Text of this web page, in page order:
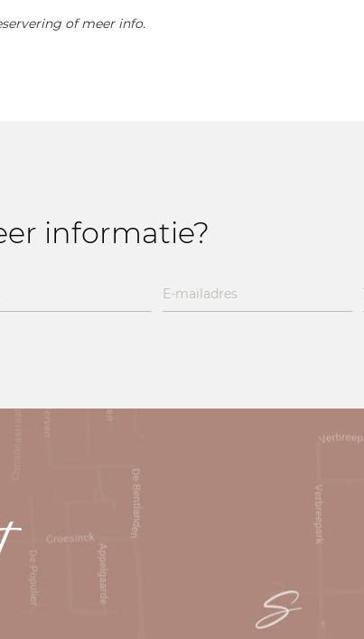
of meer info.
informatie?